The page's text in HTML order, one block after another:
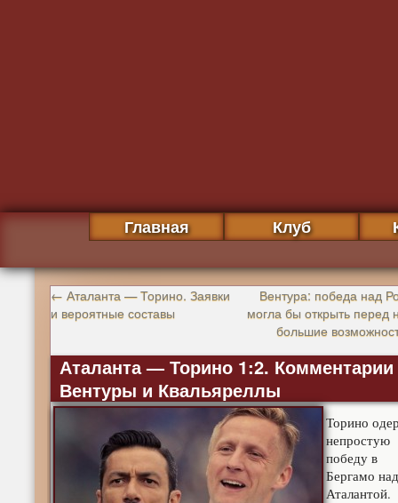
Главная Клуб
← Аталанта — Торино. Заявки
и вероятные составы
Вентура: победа над
могла бы открыть перед
большие
Аталанта — Торино 1:2. Комментарии
Вентуры и Квальяреллы
Торино
непростую
победу в
Бергамо над
Аталантой.